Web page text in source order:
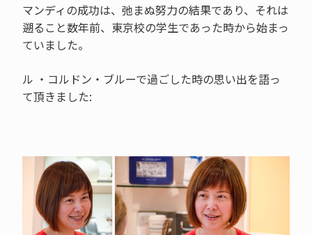
マンディの成功は、弛まぬ努力の結果であり、それは
遡ること数年前、東京校の学生であった時から始まっ
ていました。
ル ・コルドン・ブルーで過ごした時の思い出を語っ
て頂きました: